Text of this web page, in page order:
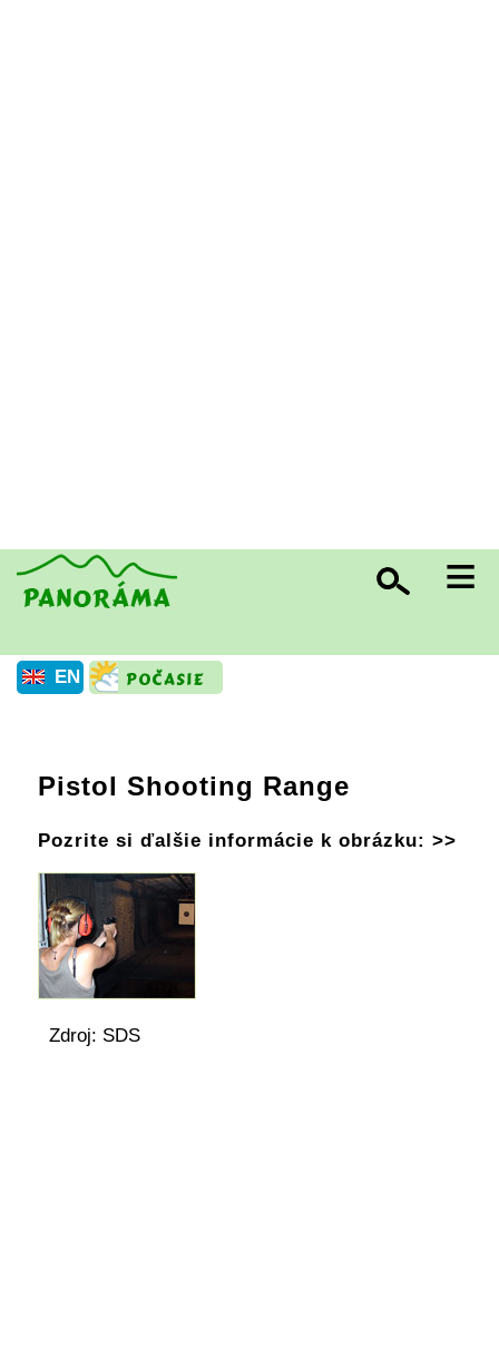
≡
EN
Pistol Shooting Range
Pozrite si ďalšie informácie k obrázku: >>
Zdroj: SDS